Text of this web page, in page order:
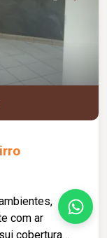
com ar
cobertura